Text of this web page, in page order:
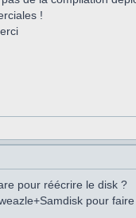
!
pour réécrire le disk ?
pour